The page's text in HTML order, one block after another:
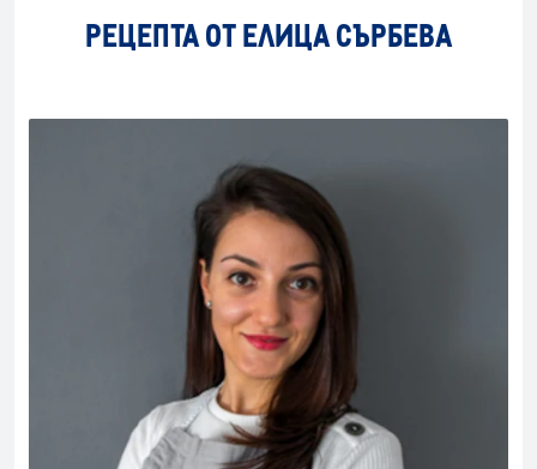
РЕЦЕПТА ОТ ЕЛИЦА СЪРБЕВА